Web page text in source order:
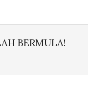
BERMULA!